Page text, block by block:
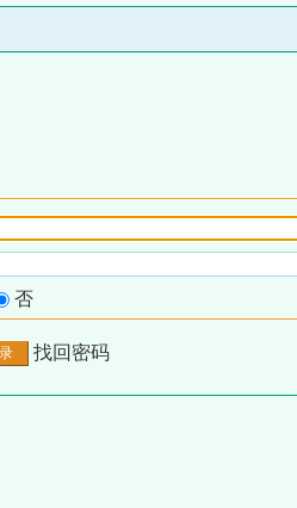
否
找回密码